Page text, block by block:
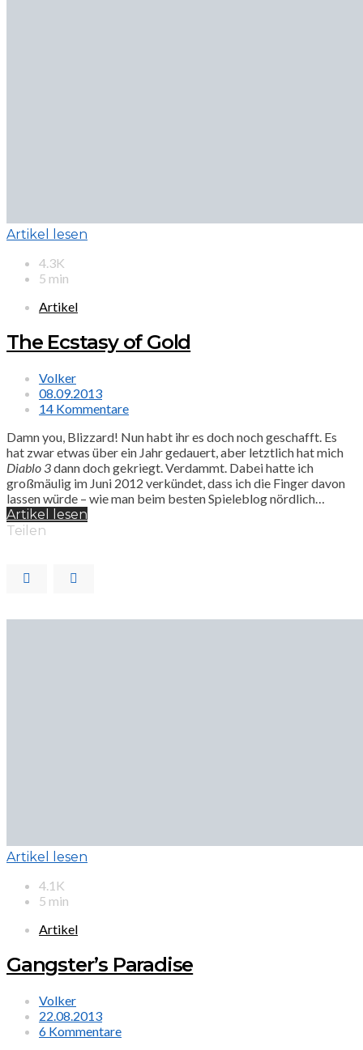
Artikel lesen
4.3K
5 min
Artikel
The Ecstasy of Gold
Volker
08.09.2013
14 Kommentare
Damn you, Blizzard! Nun habt ihr es doch noch geschafft. Es
hat zwar etwas über ein Jahr gedauert, aber letztlich hat mich
Diablo 3dann doch gekriegt. Verdammt. Dabei hatte ich
großmäulig im Juni 2012 verkündet, dass ich die Finger davon
lassen würde – wie man beim besten Spieleblog nördlich…
Artikel lesen
Teilen
Artikel lesen
4.1K
5 min
Artikel
Gangster’s Paradise
Volker
22.08.2013
6 Kommentare